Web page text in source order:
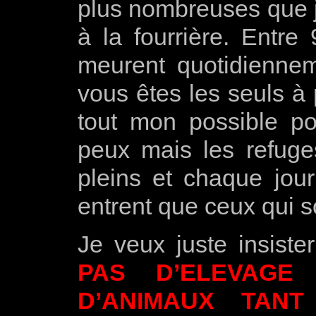
plus nombreuses
à la fourrière. Entre
meurent
vous êtes les seuls à
tout mon possible
peux mais les
pleins et chaque
entrent que ceux qui
Je veux juste
PAS
D’ANIMAUX